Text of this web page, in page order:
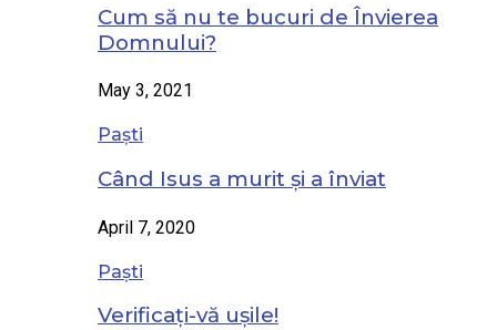
Cum să nu te bucuri de Învierea
Domnului?
May 3, 2021
Paști
Când Isus a murit și a înviat
April 7, 2020
Paști
Verificați-vă ușile!